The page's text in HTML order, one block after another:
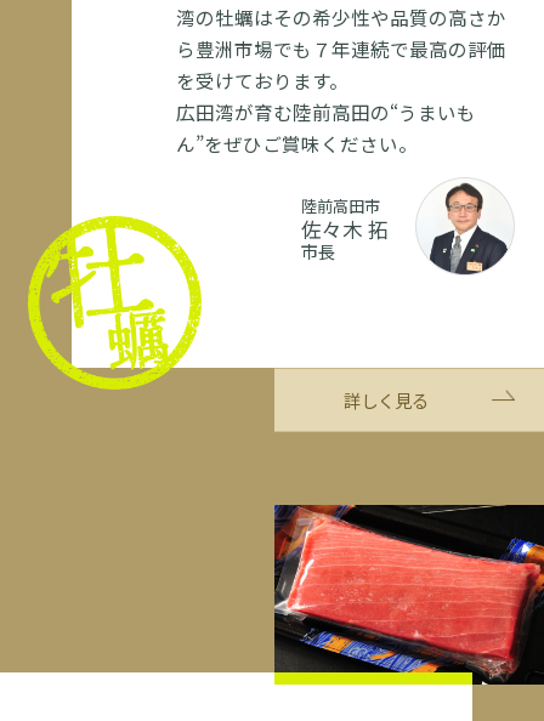
湾の牡蠣はその希少性や品質の高さか
ら豊洲市場でも７年連続で最高の評価
を受けております。
広田湾が育む陸前高田の“うまいも
ん”をぜひご賞味ください。
陸前高田市
佐々木 拓
市長
詳しく見る